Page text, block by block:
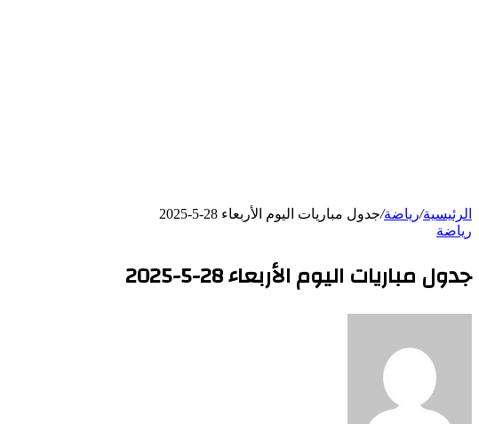
الرئيسية/رياضة/جدول مباريات اليوم الأربعاء 28-5-2025
رياضة
جدول مباريات اليوم الأربعاء 28-5-2025